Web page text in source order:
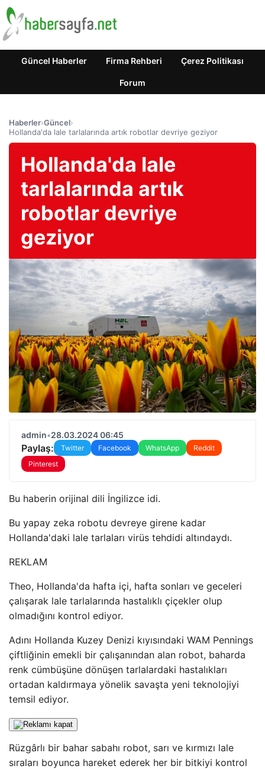
Güncel Haberler Firma Rehberi Çerez Politikası
Forum
Haberler›Güncel›
Hollanda'da lale tarlalarında artık robotlar devriye geziyor
Hollanda'da lale
tarlalarında artık
robotlar devriye
geziyor
admin•28.03.2024 06:45
Paylaş: Twitter Facebook WhatsApp
Reddit
Pinterest
Bu haberin orijinal dili İngilizce idi.
Bu yapay zeka robotu devreye girene kadar
Hollanda'daki lale tarlaları virüs tehdidi altındaydı.
REKLAM
Theo, Hollanda'da hafta içi, hafta sonları ve geceleri
çalışarak lale tarlalarında hastalıklı çiçekler olup
olmadığını kontrol ediyor.
Adını Hollanda Kuzey Denizi kıyısındaki WAM Pennings
çiftliğinin emekli bir çalışanından alan robot, baharda
renk cümbüşüne dönüşen tarlalardaki hastalıkları
ortadan kaldırmaya yönelik savaşta yeni teknolojiyi
temsil ediyor.
Rüzgârlı bir bahar sabahı robot, sarı ve kırmızı lale
sıraları boyunca hareket ederek her bir bitkiyi kontrol